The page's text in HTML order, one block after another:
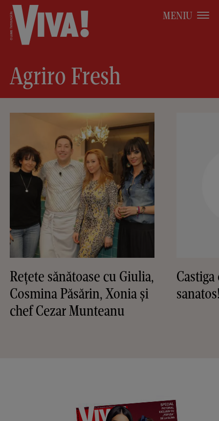
MENIU
Agriro Fresh
Reţete sănătoase cu Giulia,
Cosmina Păsărin, Xonia şi
chef Cezar Munteanu